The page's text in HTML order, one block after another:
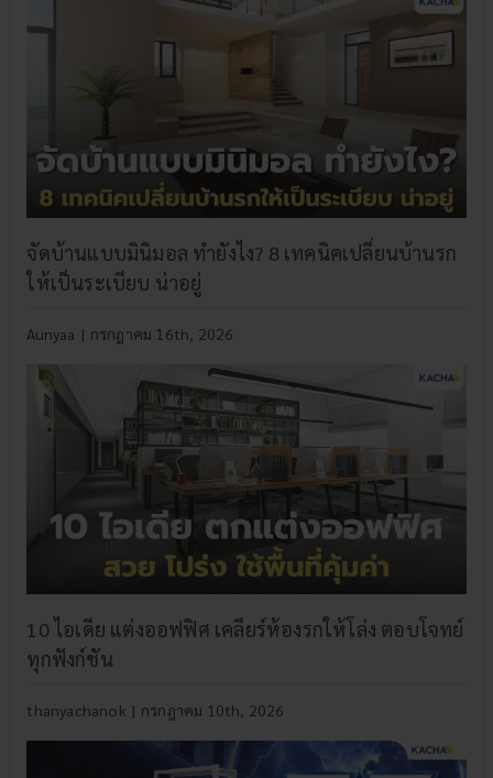
จัดบ้านแบบมินิมอล ทำยังไง? 8 เทคนิคเปลี่ยนบ้านรก
ให้เป็นระเบียบ น่าอยู่
Aunyaa | กรกฎาคม 16th, 2026
10 ไอเดีย แต่งออฟฟิศ เคลียร์ห้องรกให้โล่ง ตอบโจทย์
ทุกฟังก์ชัน
thanyachanok | กรกฎาคม 10th, 2026